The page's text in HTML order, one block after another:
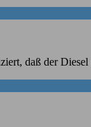
daß der